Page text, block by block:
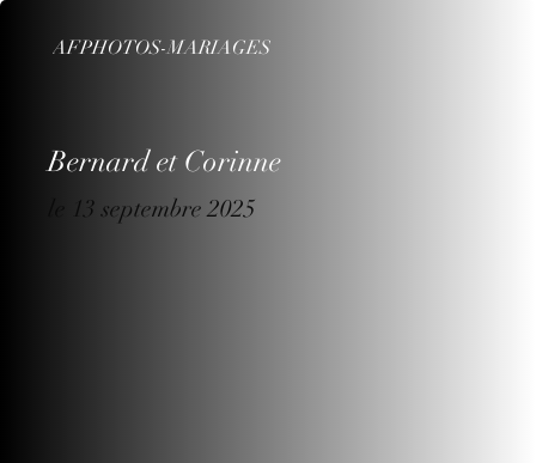
le 13 septembre 2025
Bernard et Corinne
AFPHOTOS-MARIAGES